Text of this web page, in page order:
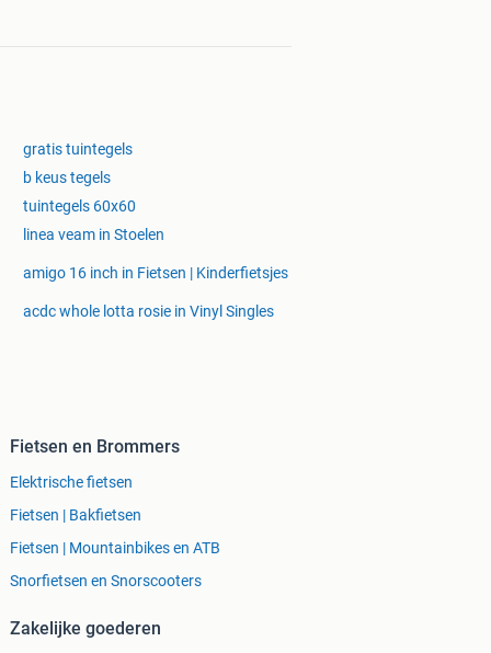
gratis tuintegels
b keus tegels
tuintegels 60x60
linea veam in Stoelen
amigo 16 inch in Fietsen | Kinderfietsjes
acdc whole lotta rosie in Vinyl Singles
Fietsen en Brommers
Elektrische fietsen
Fietsen | Bakfietsen
Fietsen | Mountainbikes en ATB
Snorfietsen en Snorscooters
Zakelijke goederen